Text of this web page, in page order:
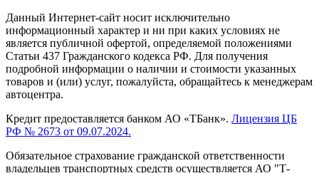
Данный Интернет-сайт носит исключительно
информационный характер и ни при каких условиях не
является публичной офертой, определяемой положениями
Статьи 437 Гражданского кодекса РФ. Для получения
подробной информации о наличии и стоимости указанных
товаров и (или) услуг, пожалуйста, обращайтесь к менеджерам
автоцентра.
Кредит предоставляется банком АО «ТБанк». Лицензия ЦБ
РФ № 2673 от 09.07.2024.
Обязательное страхование гражданской ответственности
владельцев транспортных средств осуществляется АО "Т-